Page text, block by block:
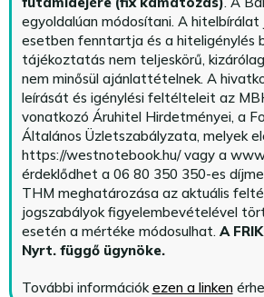
egyoldalúan módosítani. A
esetben fenntartja és a hiteligénylés
tájékoztatás nem teljeskörű,
nem minősül ajánlattételnek. A
leírását és igénylési feltélteleit az
vonatkozó Áruhitel Hirdetményei, a
Általános Üzletszabályzata, melyek
https://westnotebook.hu/vagy a
érdeklődhet a 06 80 350 350-es
THM meghatározása az aktuális
jogszabályok figyelembevételével
esetén a mértéke módosulhat. A
Nyrt. függő ügynöke.
További információk ezen a linken